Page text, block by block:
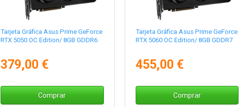
Tarjeta Gráfica Asus Prime GeForce
RTX 5050 OC Edition/ 8GB GDDR6
379,00 €
Comprar
Tarjeta Gráfica Asus Prime GeForce
RTX 5060 OC Edition/ 8GB GDDR7
455,00 €
Comprar